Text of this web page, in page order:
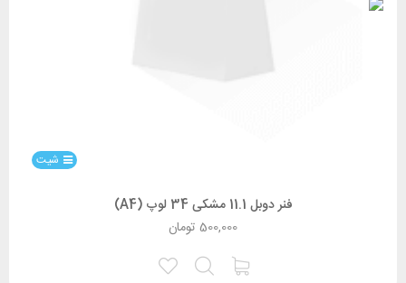
شیت
فنر دوبل 11.1 مشکی 34 لوپ (A4)
تومان 500,000